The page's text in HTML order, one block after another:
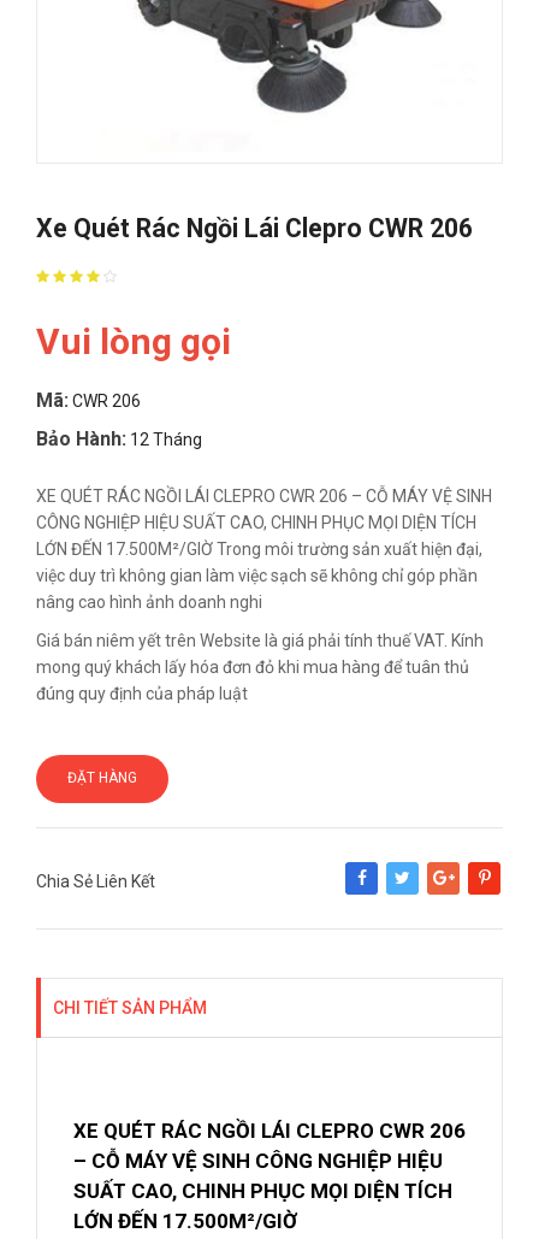
Xe Quét Rác Ngồi Lái Clepro CWR 206
Vui lòng gọi
Mã: CWR 206
Bảo Hành: 12 Tháng
XE QUÉT RÁC NGỒI LÁI CLEPRO CWR 206 – CỖ MÁY VỆ SINH
CÔNG NGHIỆP HIỆU SUẤT CAO, CHINH PHỤC MỌI DIỆN TÍCH
LỚN ĐẾN 17.500M²/GIỜ Trong môi trường sản xuất hiện đại,
việc duy trì không gian làm việc sạch sẽ không chỉ góp phần
nâng cao hình ảnh doanh nghi
Giá bán niêm yết trên Website là giá phải tính thuế VAT. Kính
mong quý khách lấy hóa đơn đỏ khi mua hàng để tuân thủ
đúng quy định của pháp luật
ĐẶT HÀNG
Chia Sẻ Liên Kết
Share Tweet Google+Pinterest
CHI TIẾT SẢN PHẨM
XE QUÉT RÁC NGỒI LÁI CLEPRO CWR 206
– CỖ MÁY VỆ SINH CÔNG NGHIỆP HIỆU
SUẤT CAO, CHINH PHỤC MỌI DIỆN TÍCH
LỚN ĐẾN 17.500M²/GIỜ